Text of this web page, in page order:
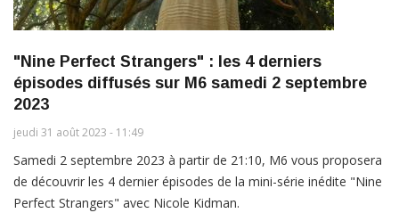
"Nine Perfect Strangers" : les 4 derniers
épisodes diffusés sur M6 samedi 2 septembre
2023
jeudi 31 août 2023 - 11:49
Samedi 2 septembre 2023 à partir de 21:10, M6 vous proposera
de découvrir les 4 dernier épisodes de la mini-série inédite "Nine
Perfect Strangers" avec Nicole Kidman.